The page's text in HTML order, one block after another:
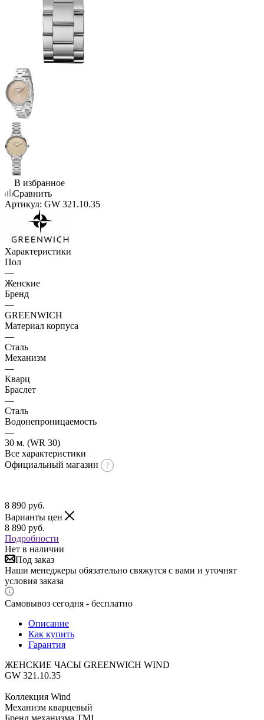
В избранное
Сравнить
Артикул: GW 321.10.35
Характеристики
Пол
—
Женские
Бренд
—
GREENWICH
Материал корпуса
—
Сталь
Механизм
—
Кварц
Браслет
—
Сталь
Водонепроницаемость
—
30 м. (WR 30)
Все характеристики
Официальный магазин
8 890 руб.
Варианты цен
8 890 руб.
Подробности
Нет в наличии
Под заказ
Наши менеджеры обязательно свяжутся с вами и уточнят
условия заказа
Самовывоз сегодня - бесплатно
Описание
Как купить
Гарантия
ЖЕНСКИЕ ЧАСЫ GREENWICH WIND
GW 321.10.35
Коллекция Wind
Механизм кварцевый
Бренд механизма TMI